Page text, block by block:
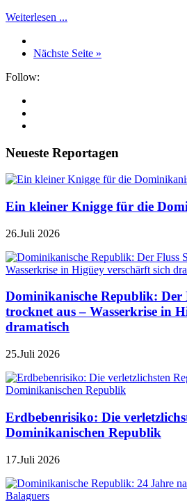
Weiterlesen ...
Nächste Seite »
Follow:
Neueste Reportagen
Ein kleiner Knigge für die
26.Juli 2026
Dominikanische Republik: Der
trocknet aus – Wasserkrise in
dramatisch
25.Juli 2026
Erdbebenrisiko: Die
Dominikanischen Republik
17.Juli 2026